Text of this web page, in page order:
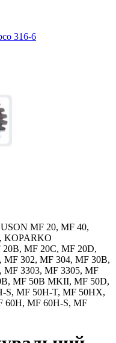
316-6
MF 20, MF 40,
KOPARKO
MF 20C, MF 20D,
MF 302, MF 304, MF 30B,
3303, MF 3305, MF
MF 50B MKII, MF 50D,
S, MF 50H-T, MF 50HX,
60H, MF 60H-S, MF